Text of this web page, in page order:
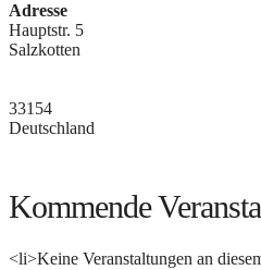
Adresse
Hauptstr. 5
Salzkotten
33154
Deutschland
Kommende
<li>Keine Veranstaltungen an